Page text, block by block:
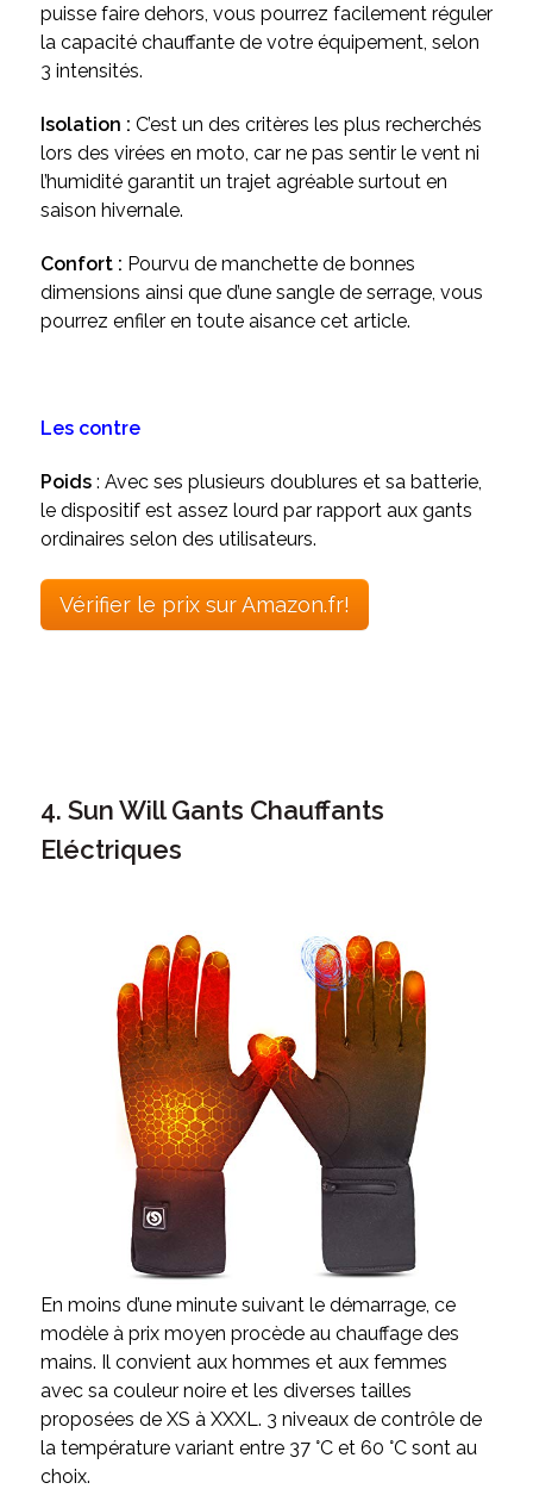
puisse faire dehors, vous pourrez facilement réguler
la capacité chauffante de votre équipement, selon
3 intensités.
Isolation : C’est un des critères les plus recherchés
lors des virées en moto, car ne pas sentir le vent ni
l’humidité garantit un trajet agréable surtout en
saison hivernale.
Confort : Pourvu de manchette de bonnes
dimensions ainsi que d’une sangle de serrage, vous
pourrez enfiler en toute aisance cet article.
Les contre
Poids : Avec ses plusieurs doublures et sa batterie,
le dispositif est assez lourd par rapport aux gants
ordinaires selon des utilisateurs.
Vérifier le prix sur Amazon.fr!
4. Sun Will Gants Chauffants
Eléctriques
En moins d’une minute suivant le démarrage, ce
modèle à prix moyen procède au chauffage des
mains. Il convient aux hommes et aux femmes
avec sa couleur noire et les diverses tailles
proposées de XS à XXXL. 3 niveaux de contrôle de
la température variant entre 37 °C et 60 °C sont au
choix.